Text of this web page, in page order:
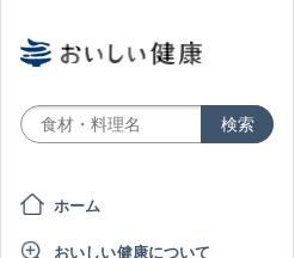
ホーム
おいしい健康について